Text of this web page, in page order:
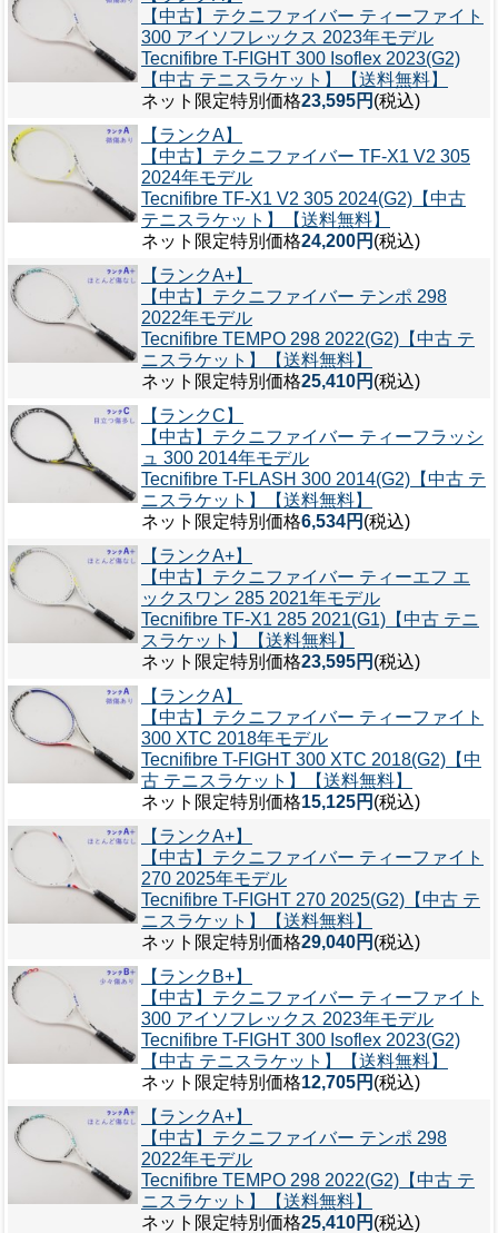
【中古】テクニファイバー ティーファイト
300 アイソフレックス 2023年モデル
Tecnifibre T-FIGHT 300 Isoflex 2023(G2)
【中古 テニスラケット】【送料無料】
ネット限定特別価格23,595円 (税込)
【ランクA】
【中古】テクニファイバー TF-X1 V2 305
2024年モデル
Tecnifibre TF-X1 V2 305 2024(G2)【中古
テニスラケット】【送料無料】
ネット限定特別価格24,200円 (税込)
【ランクA+】
【中古】テクニファイバー テンポ 298
2022年モデル
Tecnifibre TEMPO 298 2022(G2)【中古 テ
ニスラケット】【送料無料】
ネット限定特別価格25,410円 (税込)
【ランクC】
【中古】テクニファイバー ティーフラッシ
ュ 300 2014年モデル
Tecnifibre T-FLASH 300 2014(G2)【中古 テ
ニスラケット】【送料無料】
ネット限定特別価格6,534円 (税込)
【ランクA+】
【中古】テクニファイバー ティーエフ エ
ックスワン 285 2021年モデル
Tecnifibre TF-X1 285 2021(G1)【中古 テニ
スラケット】【送料無料】
ネット限定特別価格23,595円 (税込)
【ランクA】
【中古】テクニファイバー ティーファイト
300 XTC 2018年モデル
Tecnifibre T-FIGHT 300 XTC 2018(G2)【中
古 テニスラケット】【送料無料】
ネット限定特別価格15,125円 (税込)
【ランクA+】
【中古】テクニファイバー ティーファイト
270 2025年モデル
Tecnifibre T-FIGHT 270 2025(G2)【中古 テ
ニスラケット】【送料無料】
ネット限定特別価格29,040円 (税込)
【ランクB+】
【中古】テクニファイバー ティーファイト
300 アイソフレックス 2023年モデル
Tecnifibre T-FIGHT 300 Isoflex 2023(G2)
【中古 テニスラケット】【送料無料】
ネット限定特別価格12,705円 (税込)
【ランクA+】
【中古】テクニファイバー テンポ 298
2022年モデル
Tecnifibre TEMPO 298 2022(G2)【中古 テ
ニスラケット】【送料無料】
ネット限定特別価格25,410円 (税込)